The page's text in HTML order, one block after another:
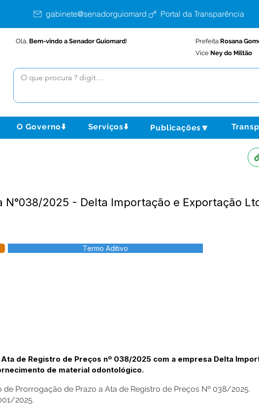
gabinete@senadorguiomard.ac.gov.brPortal da Transparência
Olá, Bem-vindo a Senador Guiomard! Prefeita Rosana
Vice Ney do Miltão
O Governo⬇️ Serviços⬇️ Publicações🔽
N°038/2025 - Delta Importação e Exportação
Termo Aditivo
de Registro de Preços nº 038/2025 com a empresa Delta
de material odontológico.
de Prorrogação de Prazo a Ata de Registro de Preços Nº 038/2025.
2025.